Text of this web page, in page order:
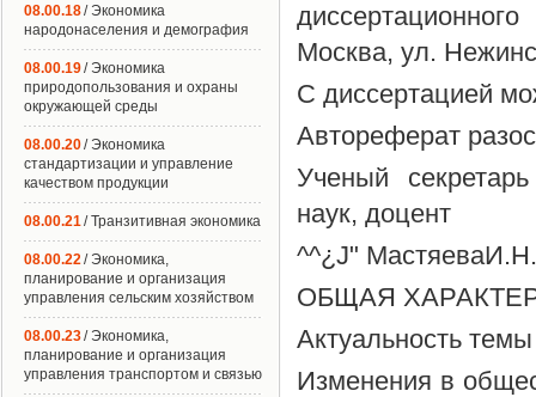
Москва, ул.
С диссертацией
Автореферат
Ученый
наук, доцент
^^¿J" МастяеваИ.Н.
ОБЩАЯ
Актуальность
Изменения в
08.00.18/ Экономика
народонаселения и демография
08.00.19/ Экономика
природопользования и охраны
окружающей среды
08.00.20/ Экономика
стандартизации и управление
качеством продукции
08.00.21/ Транзитивная экономика
08.00.22/ Экономика,
планирование и организация
управления сельским хозяйством
08.00.23/ Экономика,
планирование и организация
управления транспортом и связью